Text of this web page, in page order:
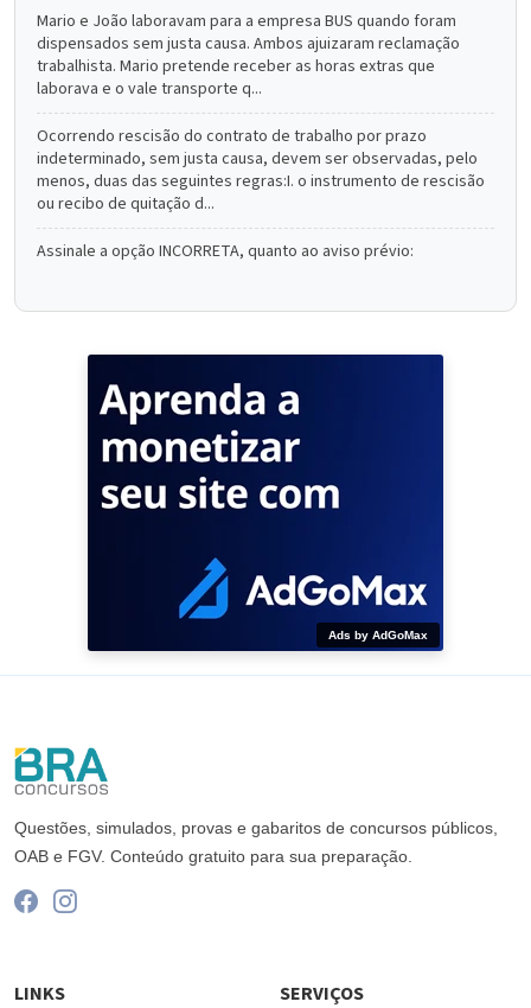
Mario e João laboravam para a empresa BUS quando foram
dispensados sem justa causa. Ambos ajuizaram reclamação
trabalhista. Mario pretende receber as horas extras que
laborava e o vale transporte q...
Ocorrendo rescisão do contrato de trabalho por prazo
indeterminado, sem justa causa, devem ser observadas, pelo
menos, duas das seguintes regras:I. o instrumento de rescisão
ou recibo de quitação d...
Assinale a opção INCORRETA, quanto ao aviso prévio:
Ads by AdGoMax
Questões, simulados, provas e gabaritos de concursos públicos,
OAB e FGV. Conteúdo gratuito para sua preparação.
LINKS SERVIÇOS